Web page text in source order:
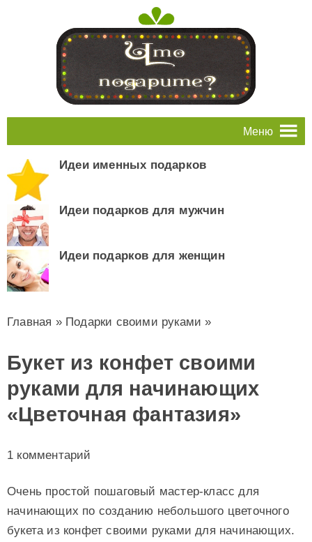
Меню
Идеи именных подарков
Идеи подарков для мужчин
Идеи подарков для женщин
Главная » Подарки своими руками »
Букет из конфет своими
руками для начинающих
«Цветочная фантазия»
1 комментарий
Очень простой пошаговый мастер-класс для
начинающих по созданию небольшого цветочного
букета из конфет своими руками для начинающих.